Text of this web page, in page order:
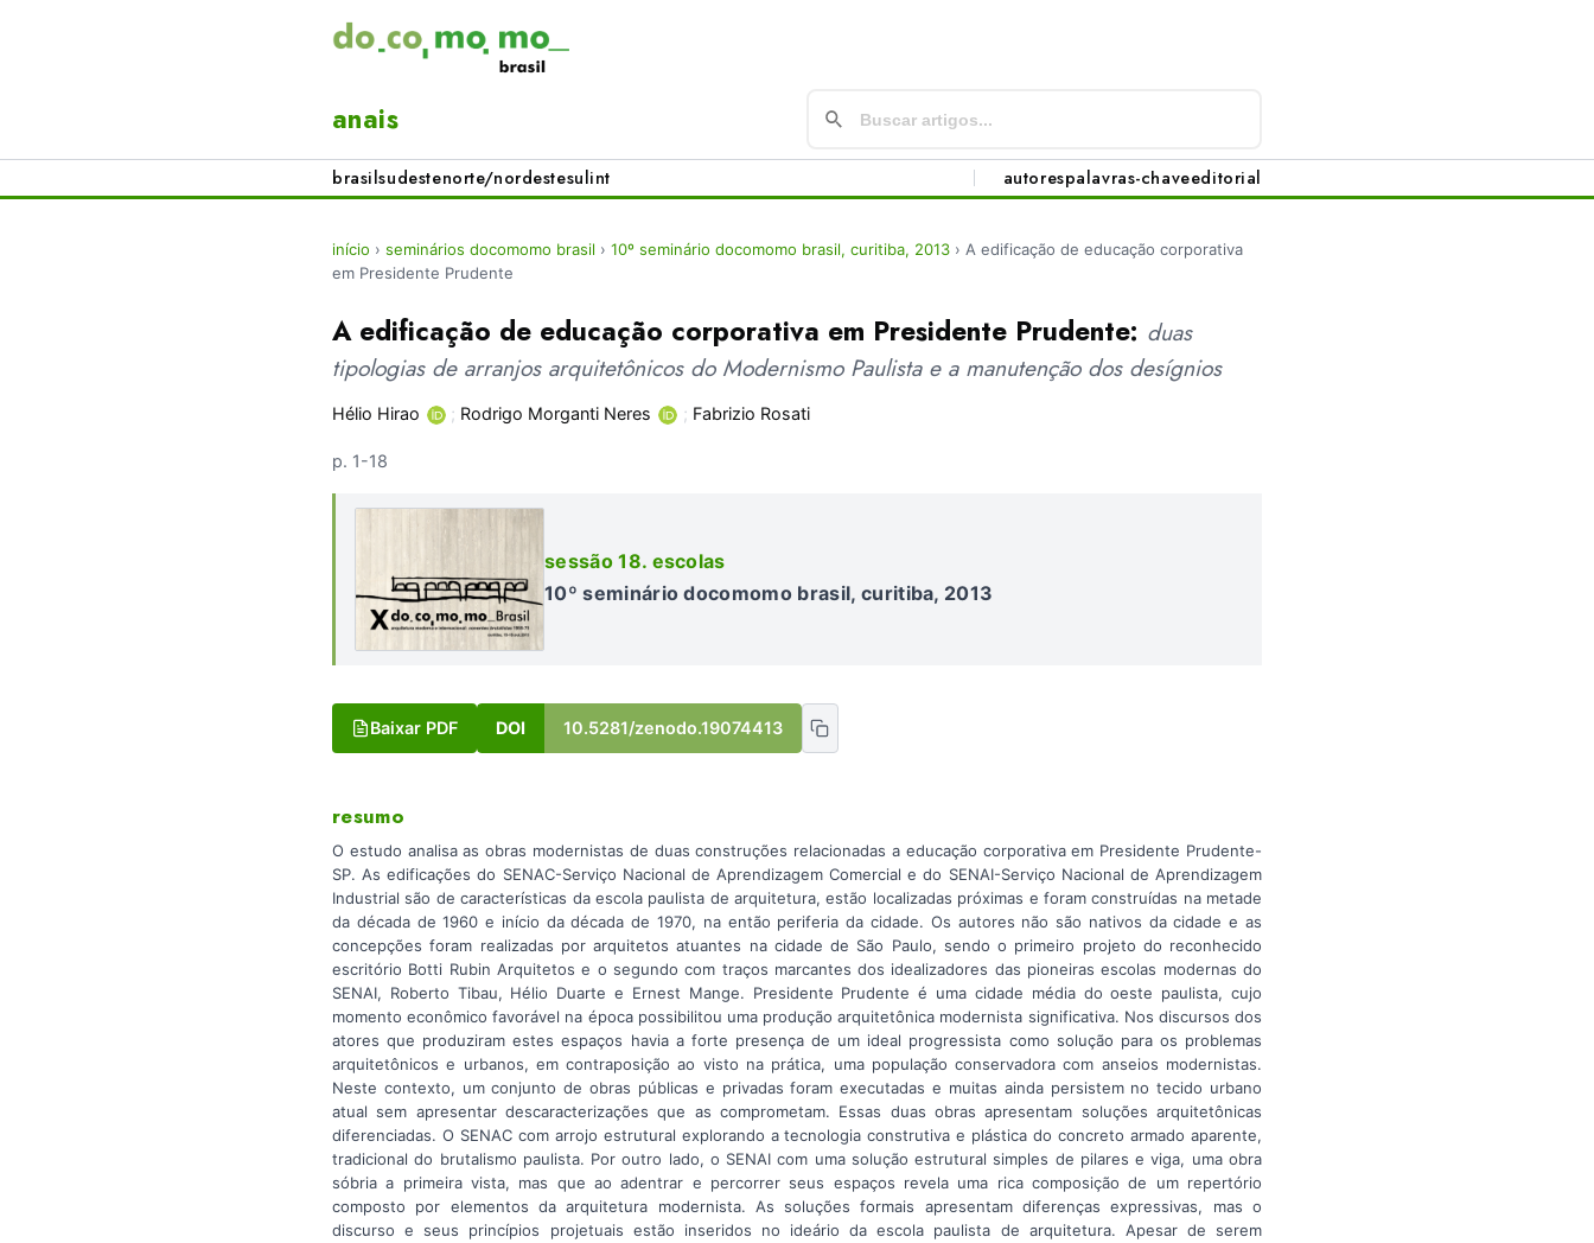
anais
brasilsudestenorte/nordestesulint autorespalavras-chaveeditorial
início › seminários docomomo brasil › 10º seminário docomomo brasil, curitiba, 2013 › A edificação de educação corporativa
em Presidente Prudente
A edificação de educação corporativa em Presidente Prudente: duas
tipologias de arranjos arquitetônicos do Modernismo Paulista e a manutenção dos desígnios
Hélio Hirao ; Rodrigo Morganti Neres ; Fabrizio Rosati
p. 1-18
sessão 18. escolas
10º seminário docomomo brasil, curitiba, 2013
Baixar PDF DOI 10.5281/zenodo.19074413
resumo
O estudo analisa as obras modernistas de duas construções relacionadas a educação corporativa em Presidente Prudente-
SP. As edificações do SENAC-Serviço Nacional de Aprendizagem Comercial e do SENAI-Serviço Nacional de Aprendizagem
Industrial são de características da escola paulista de arquitetura, estão localizadas próximas e foram construídas na metade
da década de 1960 e início da década de 1970, na então periferia da cidade. Os autores não são nativos da cidade e as
concepções foram realizadas por arquitetos atuantes na cidade de São Paulo, sendo o primeiro projeto do reconhecido
escritório Botti Rubin Arquitetos e o segundo com traços marcantes dos idealizadores das pioneiras escolas modernas do
SENAI, Roberto Tibau, Hélio Duarte e Ernest Mange. Presidente Prudente é uma cidade média do oeste paulista, cujo
momento econômico favorável na época possibilitou uma produção arquitetônica modernista significativa. Nos discursos dos
atores que produziram estes espaços havia a forte presença de um ideal progressista como solução para os problemas
arquitetônicos e urbanos, em contraposição ao visto na prática, uma população conservadora com anseios modernistas.
Neste contexto, um conjunto de obras públicas e privadas foram executadas e muitas ainda persistem no tecido urbano
atual sem apresentar descaracterizações que as comprometam. Essas duas obras apresentam soluções arquitetônicas
diferenciadas. O SENAC com arrojo estrutural explorando a tecnologia construtiva e plástica do concreto armado aparente,
tradicional do brutalismo paulista. Por outro lado, o SENAI com uma solução estrutural simples de pilares e viga, uma obra
sóbria a primeira vista, mas que ao adentrar e percorrer seus espaços revela uma rica composição de um repertório
composto por elementos da arquitetura modernista. As soluções formais apresentam diferenças expressivas, mas o
discurso e seus princípios projetuais estão inseridos no ideário da escola paulista de arquitetura. Apesar de serem